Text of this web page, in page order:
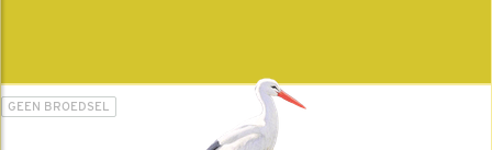
GEEN BROEDSEL